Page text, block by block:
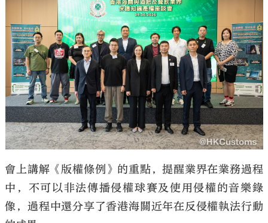
大公文匯
會上講解《版權條例》的重點，提醒業界在業務過程
中，不可以非法傳播侵權球賽及使用侵權的音樂錄
像，過程中還分享了香港海關近年在反侵權執法行動